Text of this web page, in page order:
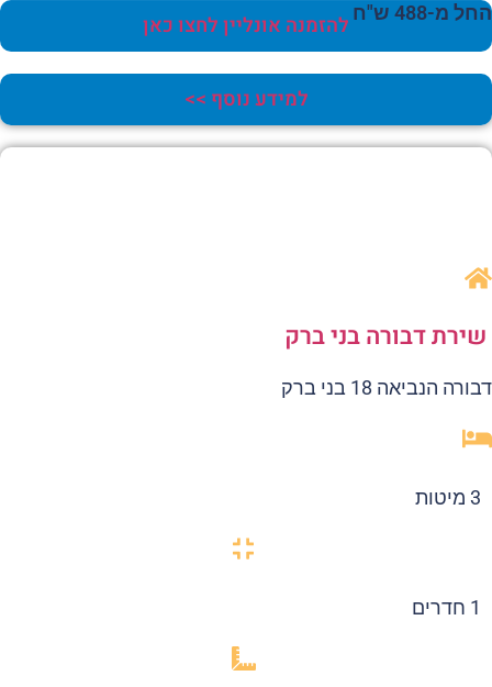
מ-488 ש"ח להזמנה אונליין לחצו כאן
למידע נוסף >>
דבורה בני ברק
הנביאה 18 בני ברק